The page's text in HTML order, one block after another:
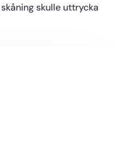
skulle uttrycka